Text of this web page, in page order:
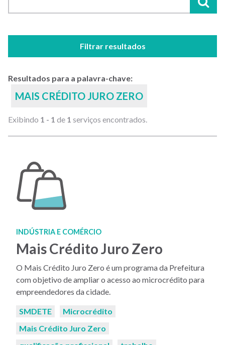
Filtrar resultados
Resultados para a palavra-chave:
MAIS CRÉDITO JURO ZERO
Exibindo 1 - 1 de 1 serviços encontrados.
INDÚSTRIA E COMÉRCIO
Mais Crédito Juro Zero
O Mais Crédito Juro Zero é um programa da Prefeitura
com objetivo de ampliar o acesso ao microcrédito para
empreendedores da cidade.
Palavras-
SMDETE
Microcrédito
Mais Crédito Juro Zero